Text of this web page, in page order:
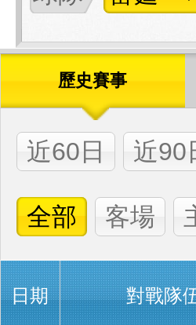
歷史賽事
近60日 近90
全部 客場
日期
對戰隊